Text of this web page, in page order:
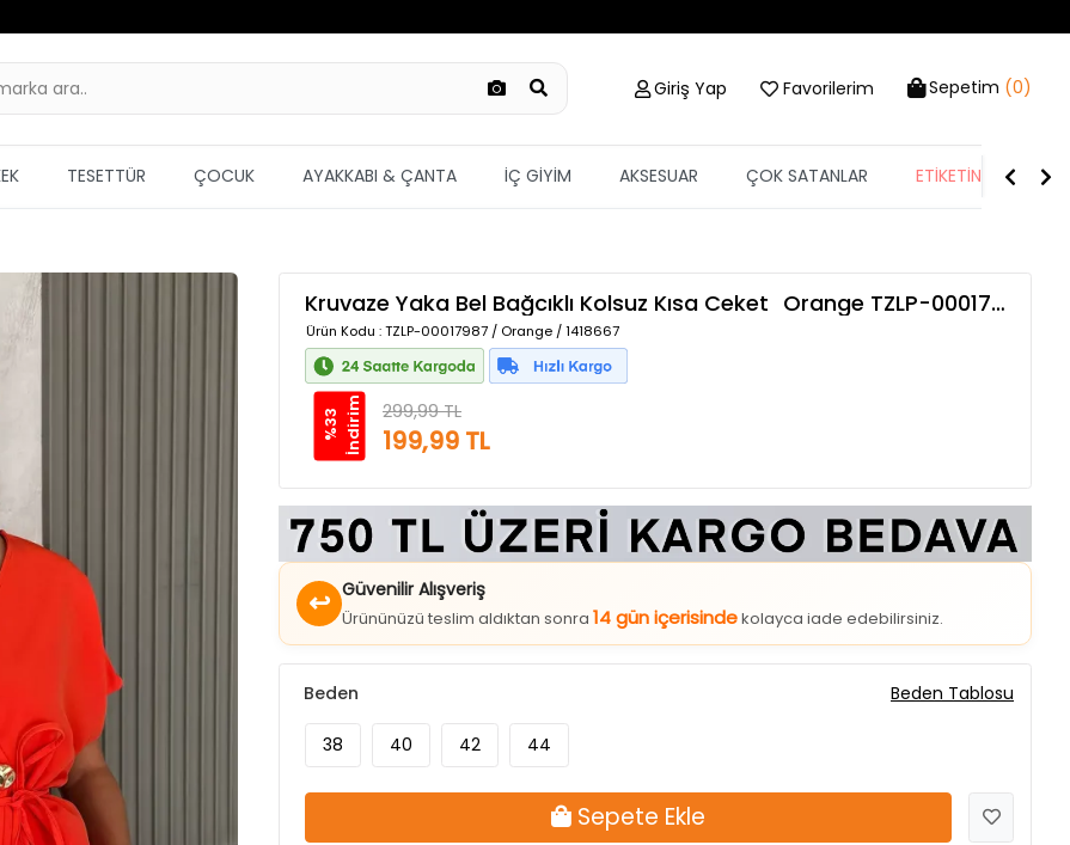
Giriş Yap Favorilerim Sepetim (0)
TESETTÜR ÇOCUK AYAKKABI & ÇANTA İÇ GİYİM AKSESUAR ÇOK SATANLAR ETİKETİN YARISI
Kruvaze Yaka Bel Bağcıklı Kolsuz Kısa Ceket Orange TZLP-00017987
Ürün Kodu : TZLP-00017987 / Orange / 1418667
%
3
3
İ
n
d
i
r
i m 299,99 TL
199,99 TL
↩ Güvenilir Alışveriş
Ürününüzü teslim aldıktan sonra14 gün içerisindekolayca iade edebilirsiniz.
38